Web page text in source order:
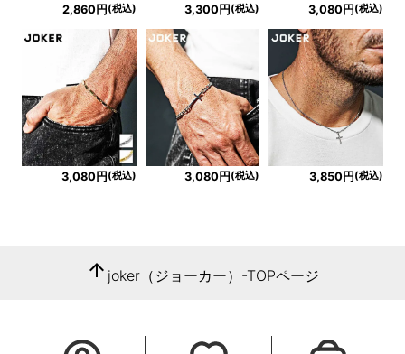
2,860円 (税込) 3,300円 (税込) 3,080円 (税込)
3,080円 (税込) 3,080円 (税込) 3,850円 (税込)
arrow_upward joker（ジョーカー）-TOPページ